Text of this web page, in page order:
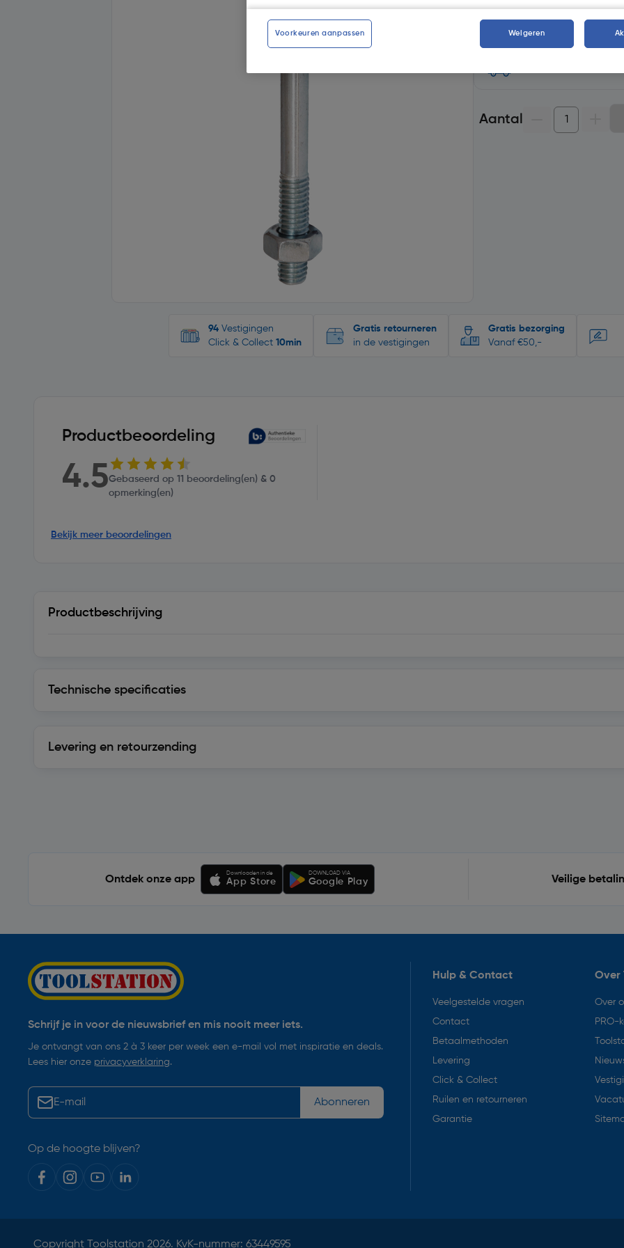
Selecteer winkel - Bekijk
Selecteer vestiging
Aantal
94 Vestigingen
Click & Collect 10min
Gratis retourneren
in de vestigingen
Gratis bezorging
Vanaf €50,-
Productbeoordeling
4.5Gebaseerd op 11 beoordeling(en) & 0
opmerking(en)
Bekijk meer beoordelingen
Productbeschrijving
Technische specificaties
Levering en retourzending
Ontdek onze app
Downloaden in de
App Store
DOWNLOAD VIA
Google Play Veilige
Schrijf je in voor de nieuwsbrief en mis nooit meer iets.
Je ontvangt van ons 2 à 3 keer per week een e-mail vol met inspiratie en deals.
Lees hier onze privacyverklaring.
Abonneren
Op de hoogte blijven?
Hulp & Contact
Veelgestelde vragen
Contact
Betaalmethoden
Levering
Click & Collect
Ruilen en retourneren
Garantie
Over
Over
PRO-
Copyright Toolstation 2026. KvK-nummer: 63449595
Voorkeuren aanpassen Weigeren